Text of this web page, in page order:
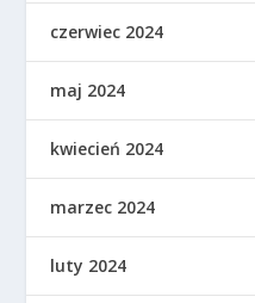
czerwiec 2024
maj 2024
kwiecień 2024
marzec 2024
luty 2024